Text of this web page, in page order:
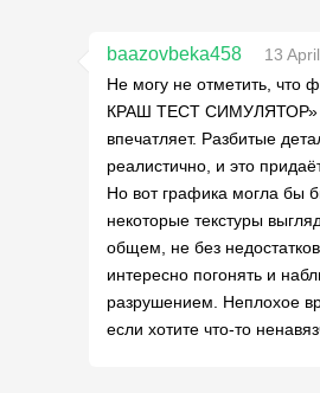
baazovbeka458
13
Не могу не отметить, что
КРАШ ТЕСТ СИМУЛЯТОР»
впечатляет. Разбитые
реалистично, и это
Но вот графика могла бы
некоторые текстуры
общем, не без
интересно погонять и
разрушением. Неплохое
если хотите что-то